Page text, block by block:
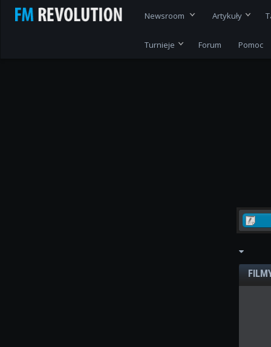
Newsroom Artykuły
Turnieje Forum Pomoc